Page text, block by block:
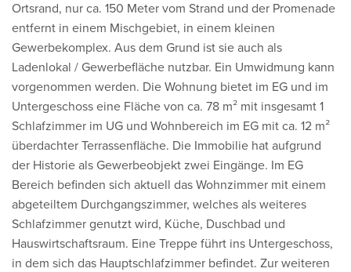
Ortsrand, nur ca. 150 Meter vom Strand und der Promenade
entfernt in einem Mischgebiet, in einem kleinen
Gewerbekomplex. Aus dem Grund ist sie auch als
Ladenlokal / Gewerbefläche nutzbar. Ein Umwidmung kann
vorgenommen werden. Die Wohnung bietet im EG und im
Untergeschoss eine Fläche von ca. 78 m² mit insgesamt 1
Schlafzimmer im UG und Wohnbereich im EG mit ca. 12 m²
überdachter Terrassenfläche. Die Immobilie hat aufgrund
der Historie als Gewerbeobjekt zwei Eingänge. Im EG
Bereich befinden sich aktuell das Wohnzimmer mit einem
abgeteiltem Durchgangszimmer, welches als weiteres
Schlafzimmer genutzt wird, Küche, Duschbad und
Hauswirtschaftsraum. Eine Treppe führt ins Untergeschoss,
in dem sich das Hauptschlafzimmer befindet. Zur weiteren